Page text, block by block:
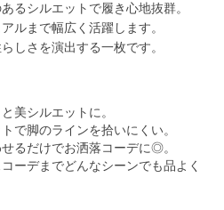
るシルエットで履き心地抜群。
ルまで幅広く活躍します。
しさを演出する一枚です。
美シルエットに。
で脚のラインを拾いにくい。
るだけでお洒落コーデに◎。
ーデまでどんなシーンでも品よく